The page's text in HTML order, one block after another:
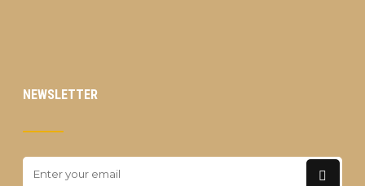
NEWSLETTER